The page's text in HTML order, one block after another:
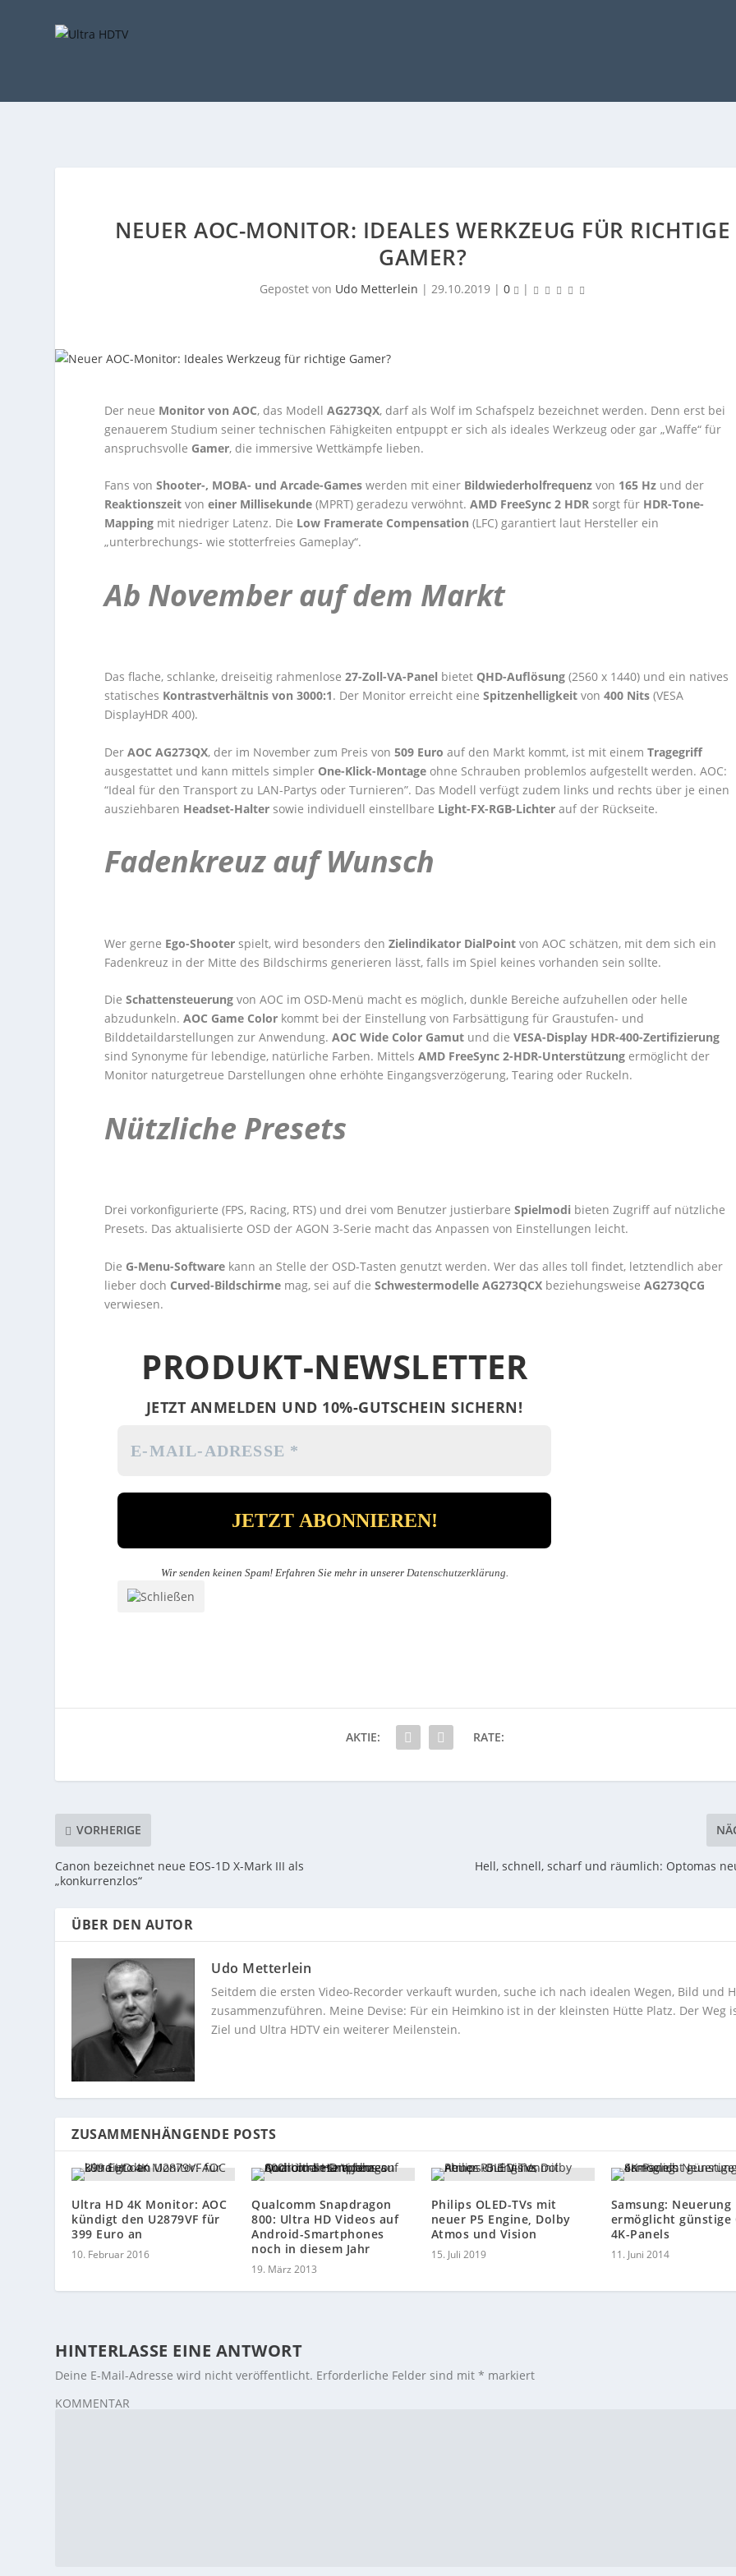
NEUER AOC-MONITOR: IDEALES WERKZEUG FÜR RICHTIGE
GAMER?
Gepostet von Udo Metterlein | 29.10.2019| 0 |
Der neue Monitor von AOC, das ModellAG273QX, darf als Wolf im Schafspelz bezeichnet werden. Denn erst bei
genauerem Studium seiner technischen Fähigkeiten entpuppt er sich als ideales Werkzeug oder gar „Waffe“ für
anspruchsvolle Gamer, die immersive Wettkämpfe lieben.
Fans vonShooter-, MOBA- und Arcade-Games werden mit einer Bildwiederholfrequenzvon 165 Hz und der
Reaktionszeitvoneiner Millisekunde(MPRT) geradezu verwöhnt.AMD FreeSync 2 HDR sorgt für HDR-Tone-
Mapping mit niedriger Latenz. Die Low Framerate Compensation (LFC) garantiert laut Hersteller ein
„unterbrechungs- wie stotterfreies Gameplay“.
Ab November auf dem Markt
Das flache, schlanke, dreiseitig rahmenlose 27-Zoll-VA-Panel bietet QHD-Auflösung(2560 x 1440) und ein natives
statisches Kontrastverhältnis von 3000:1. Der Monitor erreicht eineSpitzenhelligkeitvon400 Nits (VESA
DisplayHDR 400).
Der AOC AG273QX, der im November zum Preis von509 Euro auf den Markt kommt, ist mit einem Tragegriff
ausgestattet und kann mittels simpler One-Klick-Montage ohne Schrauben problemlos aufgestellt werden. AOC:
“Ideal für den Transport zu LAN-Partys oder Turnieren”. Das Modell verfügt zudem links und rechts über je einen
ausziehbaren Headset-Halter sowie individuell einstellbare Light-FX-RGB-Lichter auf der Rückseite.
Fadenkreuz auf Wunsch
Wer gerne Ego-Shooter spielt, wird besonders den Zielindikator DialPointvon AOC schätzen, mit dem sich ein
Fadenkreuz in der Mitte des Bildschirms generieren lässt, falls im Spiel keines vorhanden sein sollte.
DieSchattensteuerungvon AOC im OSD-Menü macht es möglich, dunkle Bereiche aufzuhellen oder helle
abzudunkeln.AOC Game Color kommt bei der Einstellung von Farbsättigung für Graustufen- und
Bilddetaildarstellungen zur Anwendung.AOC Wide Color Gamut und dieVESA-Display HDR-400-Zertifizierung
sind Synonyme für lebendige, natürliche Farben. MittelsAMD FreeSync 2-HDR-Unterstützung ermöglicht der
Monitor naturgetreue Darstellungen ohne erhöhte Eingangsverzögerung, Tearing oder Ruckeln.
Nützliche Presets
Drei vorkonfigurierte (FPS, Racing, RTS) und drei vom Benutzer justierbare Spielmodi bieten Zugriff auf nützliche
Presets. Das aktualisierte OSD der AGON 3-Serie macht das Anpassen von Einstellungen leicht.
Die G-Menu-Software kann an Stelle der OSD-Tasten genutzt werden. Wer das alles toll findet, letztendlich aber
lieber doch Curved-Bildschirme mag, sei auf dieSchwestermodelle AG273QCX beziehungsweise AG273QCG
verwiesen.
PRODUKT-NEWSLETTER
JETZT ANMELDEN UND 10%-GUTSCHEIN SICHERN!
Wir senden keinen Spam! Erfahren Sie mehr in unserer Datenschutzerklärung
AKTIE: RATE:
VORHERIGE
Canon bezeichnet neue EOS-1D X-Mark III als
„konkurrenzlos“
Hell, schnell, scharf und räumlich: Optomas
ÜBER DEN AUTOR
Udo Metterlein
Seitdem die ersten Video-Recorder verkauft wurden, suche ich nach idealen Wegen, Bild und
zusammenzuführen. Meine Devise: Für ein Heimkino ist in der kleinsten Hütte Platz. Der Weg
Ziel und Ultra HDTV ein weiterer Meilenstein.
ZUSAMMENHÄNGENDE POSTS
Ultra HD 4K Monitor: AOC
kündigt den U2879VF für
399 Euro an
10. Februar 2016
Qualcomm Snapdragon
800: Ultra HD Videos auf
Android-Smartphones
noch in diesem Jahr
19. März 2013
Philips OLED-TVs mit
neuer P5 Engine, Dolby
Atmos und Vision
15. Juli 2019
Samsung: Neuerung
ermöglicht günstige
4K-Panels
11. Juni 2014
HINTERLASSE EINE ANTWORT
Deine E-Mail-Adresse wird nicht veröffentlicht. Erforderliche Felder sind mit* markiert
KOMMENTAR